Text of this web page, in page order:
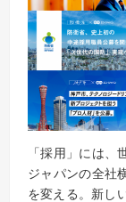
「採用」には、
ジャパンの全社
を変える。新し